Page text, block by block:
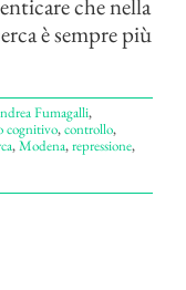
è sempre più
Fumagalli,
cognitivo,controllo,
,Modena,repressione,